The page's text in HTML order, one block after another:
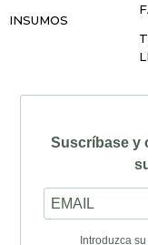
INSUMOS
Suscríbase y
Introduzca